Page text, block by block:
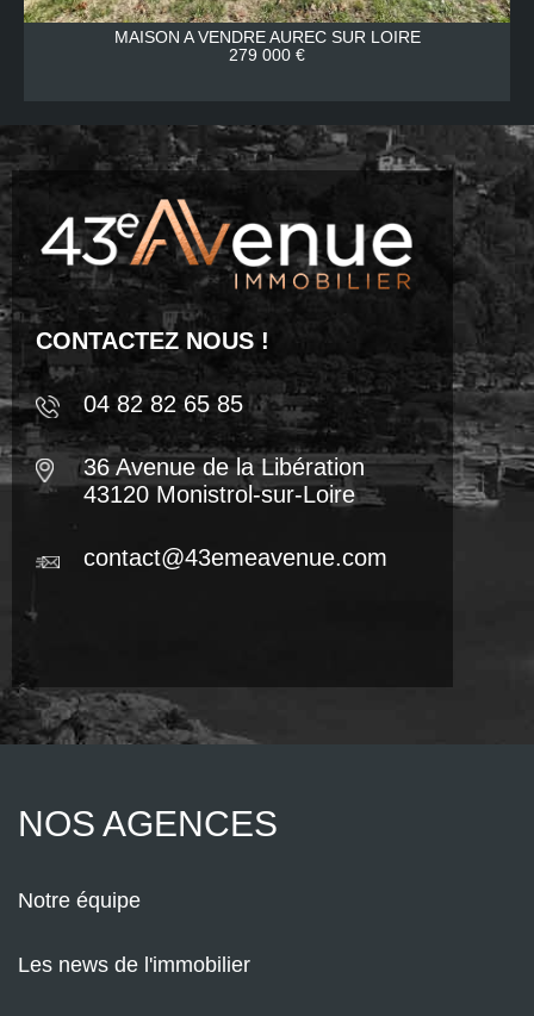
MAISON A VENDRE AUREC SUR LOIRE
279 000 €
CONTACTEZ NOUS !
04 82 82 65 85
36 Avenue de la Libération
43120 Monistrol-sur-Loire
contact@43emeavenue.com
NOS AGENCES
Notre équipe
Les news de l'immobilier